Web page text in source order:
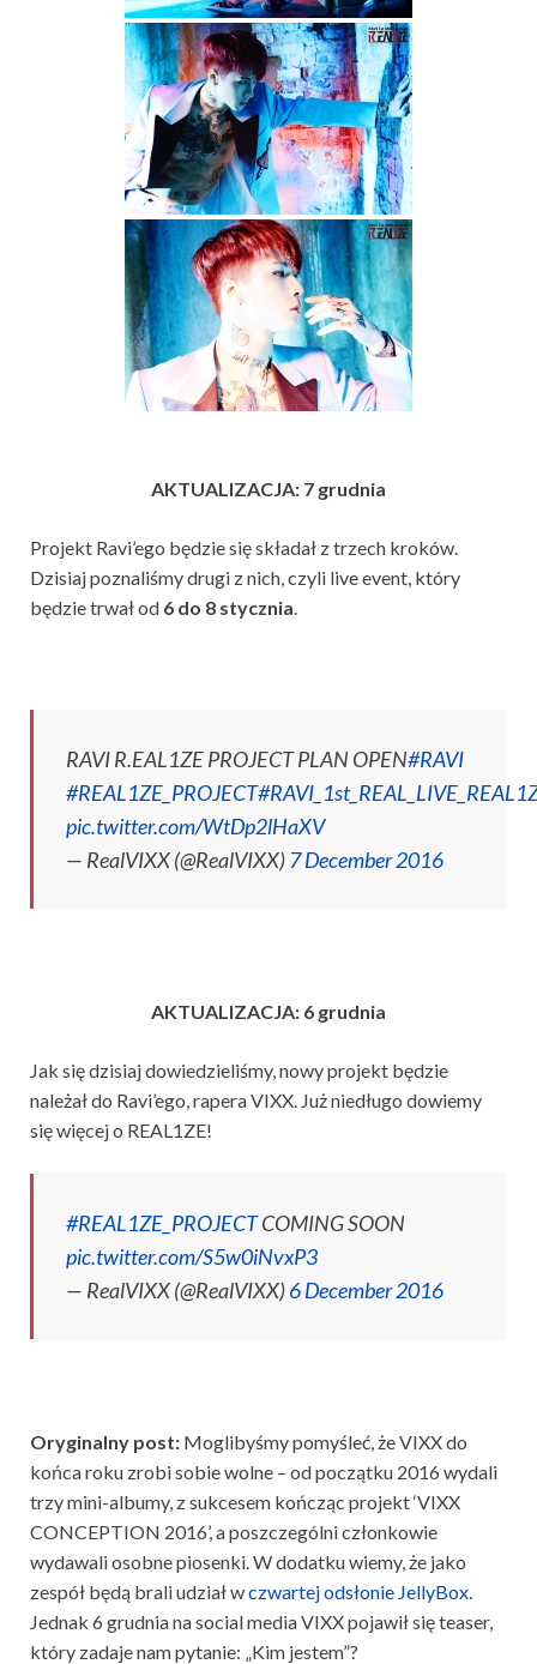
AKTUALIZACJA: 7 grudnia
Projekt Ravi’ego będzie się składał z trzech kroków.
Dzisiaj poznaliśmy drugi z nich, czyli live event, który
będzie trwał od 6 do 8 stycznia
RAVI R.EAL1ZE PROJECT PLAN OPEN#RAVI
#REAL1ZE_PROJECT
pic.twitter.com/WtDp2lHaXV
— RealVIXX (@RealVIXX) 7 December 2016
AKTUALIZACJA: 6 grudnia
Jak się dzisiaj dowiedzieliśmy, nowy projekt będzie
należał do Ravi’ego, rapera VIXX. Już niedługo dowiemy
się więcej o REAL1ZE!
#REAL1ZE_PROJECTCOMING SOON
pic.twitter.com/S5w0iNvxP3
— RealVIXX (@RealVIXX)6 December 2016
Oryginalny post: Moglibyśmy pomyśleć, że VIXX do
końca roku zrobi sobie wolne – od początku 2016 wydali
trzy mini-albumy, z sukcesem kończąc projekt ‘VIXX
CONCEPTION 2016’, a poszczególni członkowie
wydawali osobne piosenki. W dodatku wiemy, że jako
zespół będą brali udział wczwartej odsłonie JellyBox
Jednak 6 grudnia na social media VIXX pojawił się teaser,
który zadaje nam pytanie: „Kim jestem”?